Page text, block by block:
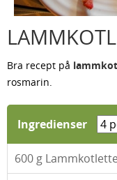
Bra recept på
rosmarin.
Ingredienser
600 g